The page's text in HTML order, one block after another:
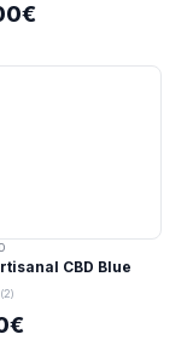
CBD Blue
(2)